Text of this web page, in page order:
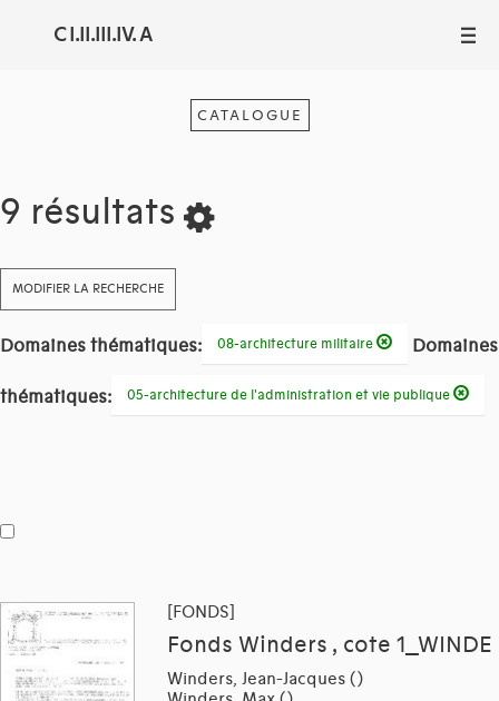
C I.II.III.IV. A III
CATALOGUE
9 résultats
MODIFIER LA RECHERCHE
Domaines thématiques: 08-architecture militaire Domaines
thématiques: 05-architecture de l'administration et vie publique
[FONDS]
Fonds Winders , cote 1_WINDE
Winders, Jean-Jacques ()